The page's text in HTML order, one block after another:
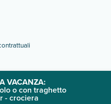
VACANZA:
o con traghetto
- crociera